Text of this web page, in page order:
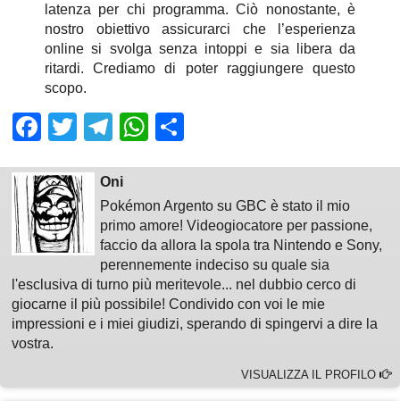
latenza per chi programma. Ciò nonostante, è
nostro obiettivo assicurarci che l’esperienza
online si svolga senza intoppi e sia libera da
ritardi. Crediamo di poter raggiungere questo
scopo.
Facebook
TwitterTelegram
WhatsApp
Oni
Pokémon Argento su GBC è stato il mio
primo amore! Videogiocatore per passione,
faccio da allora la spola tra Nintendo e Sony,
perennemente indeciso su quale sia
l'esclusiva di turno più meritevole... nel dubbio cerco di
giocarne il più possibile! Condivido con voi le mie
impressioni e i miei giudizi, sperando di spingervi a dire la
vostra.
VISUALIZZA IL PROFILO